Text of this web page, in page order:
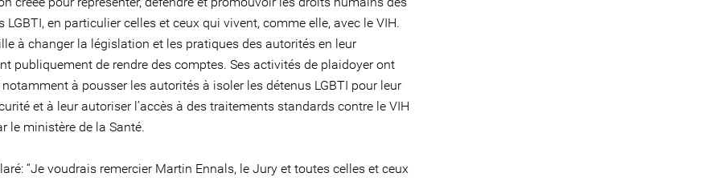
LGBTI, en particulier celles et ceux qui vivent, comme elle, avec le VIH.
à changer la législation et les pratiques des autorités en leur
publiquement de rendre des comptes. Ses activités de plaidoyer ont
à pousser les autorités à isoler les détenus LGBTI pour leur
et à leur autoriser l’accès à des traitements standards contre le VIH
le ministère de la Santé.
“Je voudrais remercier Martin Ennals, le Jury et toutes celles et ceux